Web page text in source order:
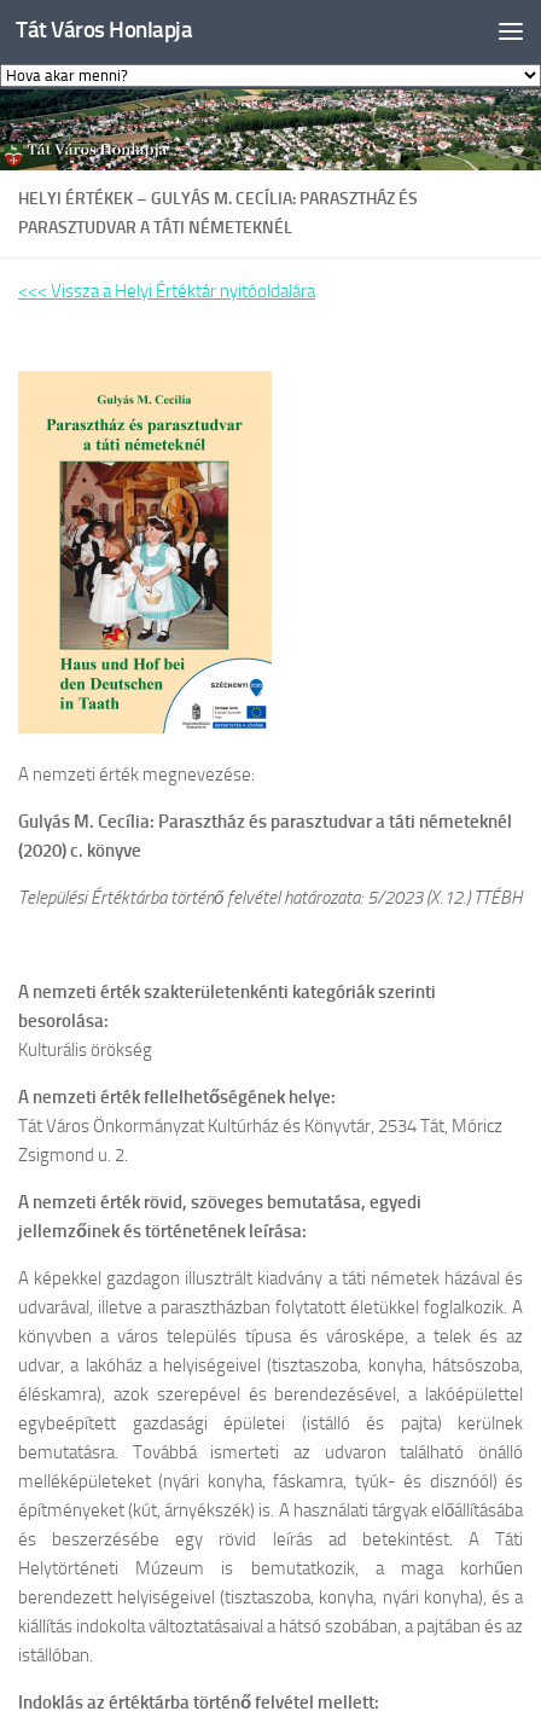
Skip to content
Tát Város Honlapja
HELYI ÉRTÉKEK – GULYÁS M. CECÍLIA: PARASZTHÁZ ÉS
PARASZTUDVAR A TÁTI NÉMETEKNÉL
<<< Vissza a Helyi Értéktár nyitóoldalára
A nemzeti érték megnevezése:
Gulyás M. Cecília: Parasztház és parasztudvar a táti németeknél
(2020)c. könyve
Települési Értéktárba történő felvétel határozata: 5/2023 (X.12.) TTÉBH
A nemzeti érték szakterületenkénti kategóriák szerinti
besorolása:
Kulturális örökség
A nemzeti érték fellelhetőségének helye:
Tát Város Önkormányzat Kultúrház és Könyvtár, 2534 Tát, Móricz
Zsigmond u. 2.
A nemzeti érték rövid, szöveges bemutatása, egyedi
jellemzőinek és történetének leírása:
A képekkel gazdagon illusztrált kiadvány a táti németek házával és
udvarával, illetve a parasztházban folytatott életükkel foglalkozik. A
könyvben a város település típusa és városképe, a telek és az
udvar, a lakóház a helyiségeivel (tisztaszoba, konyha, hátsószoba,
éléskamra), azok szerepével és berendezésével, a lakóépülettel
egybeépített gazdasági épületei (istálló és pajta) kerülnek
bemutatásra. Továbbá ismerteti az udvaron található önálló
melléképületeket (nyári konyha, fáskamra, tyúk- és disznóól) és
építményeket (kút, árnyékszék) is. A használati tárgyak előállításába
és beszerzésébe egy rövid leírás ad betekintést. A Táti
Helytörténeti Múzeum is bemutatkozik, a maga korhűen
berendezett helyiségeivel (tisztaszoba, konyha, nyári konyha), és a
kiállítás indokolta változtatásaival a hátsó szobában, a pajtában és az
istállóban.
Indoklás az értéktárba történő felvétel mellett: